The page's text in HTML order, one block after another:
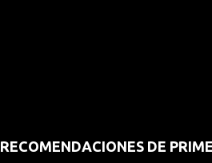
RECOMENDACIONES DE